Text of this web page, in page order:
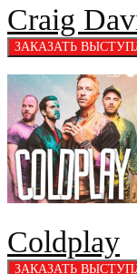
Craig
Coldplay